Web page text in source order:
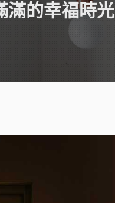
滿的幸福時光